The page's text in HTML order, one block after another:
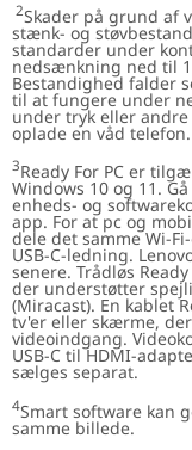
2Skader på grund af
stænk- og
standarder under
nedsænkning ned til
Bestandighed falder
til at fungere under
under tryk eller
oplade en våd
3Ready For PC er
Windows 10 og 11.
enheds- og
app. For at pc og
dele det samme Wi-
USB-C-ledning.
senere. Trådløs
der understøtter
(Miracast). En kablet
tv'er eller skærme,
videoindgang.
USB-C til HDMI-
sælges separat.
4Smart software kan
samme billede.